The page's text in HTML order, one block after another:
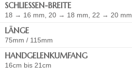
SCHLIESSEN-BREITE
18 → 16 mm, 20 → 18 mm, 22 → 20 mm
LÄNGE
75mm / 115mm
HANDGELENKUMFANG
16cm bis 21cm